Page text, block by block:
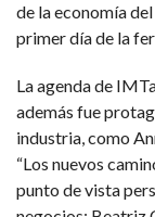
de la economía
primer día de la
La agenda de
además fue
industria, como
“Los nuevos
punto de vista